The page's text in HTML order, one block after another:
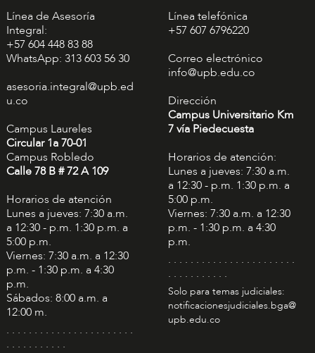
Línea de Asesoría
Integral:
+57 604 448 83 88
WhatsApp: 313 603 56 30
asesoria.integral@upb.ed
u.co
Campus Laureles
Circular 1a 70-01
Campus Robledo
Calle 78 B # 72 A 109
Horarios de atención
Lunes a jueves: 7:30 a.m.
a 12:30 - p.m. 1:30 p.m. a
5:00 p.m.
Viernes: 7:30 a.m. a 12:30
p.m. - 1:30 p.m. a 4:30
p.m.
Sábados: 8:00 a.m. a
12:00 m.
. . . . . . . . . . . . . . . . . . . . . . .
. . . . . . . . . . .
Línea telefónica
+57 607 6796220
Correo electrónico
info@upb.edu.co
Dirección
Campus Universitario Km
7 vía Piedecuesta
Horarios de atención:
Lunes a jueves: 7:30 a.m.
a 12:30 - p.m. 1:30 p.m. a
5:00 p.m.
Viernes: 7:30 a.m. a 12:30
p.m. - 1:30 p.m. a 4:30
p.m.
. . . . . . . . . . . . . . . . . . . . . . .
. . . . . . . . . . .
Solo para temas judiciales:
notificacionesjudiciales.bga@
upb.edu.co